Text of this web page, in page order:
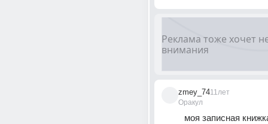
zmey_74
Оракул
11лет
моя записная